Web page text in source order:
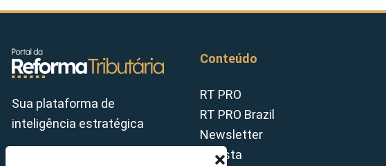
Sua plataforma de
inteligência estratégica
Conteúdo
RT PRO
RT PRO Brazil
Newsletter
Revista